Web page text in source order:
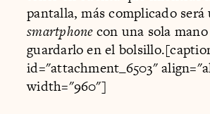
pantalla, más complicado será
smartphonecon una sola
guardarlo en el
id="attachment_6503"
width="960"]